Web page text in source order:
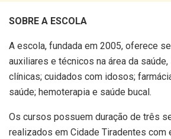
SOBRE A ESCOLA
A escola, fundada em 2005, oferece
auxiliares e técnicos na área da
clínicas; cuidados com idosos;
saúde; hemoterapia e saúde bucal.
Os cursos possuem duração de três
realizados em Cidade Tiradentes com